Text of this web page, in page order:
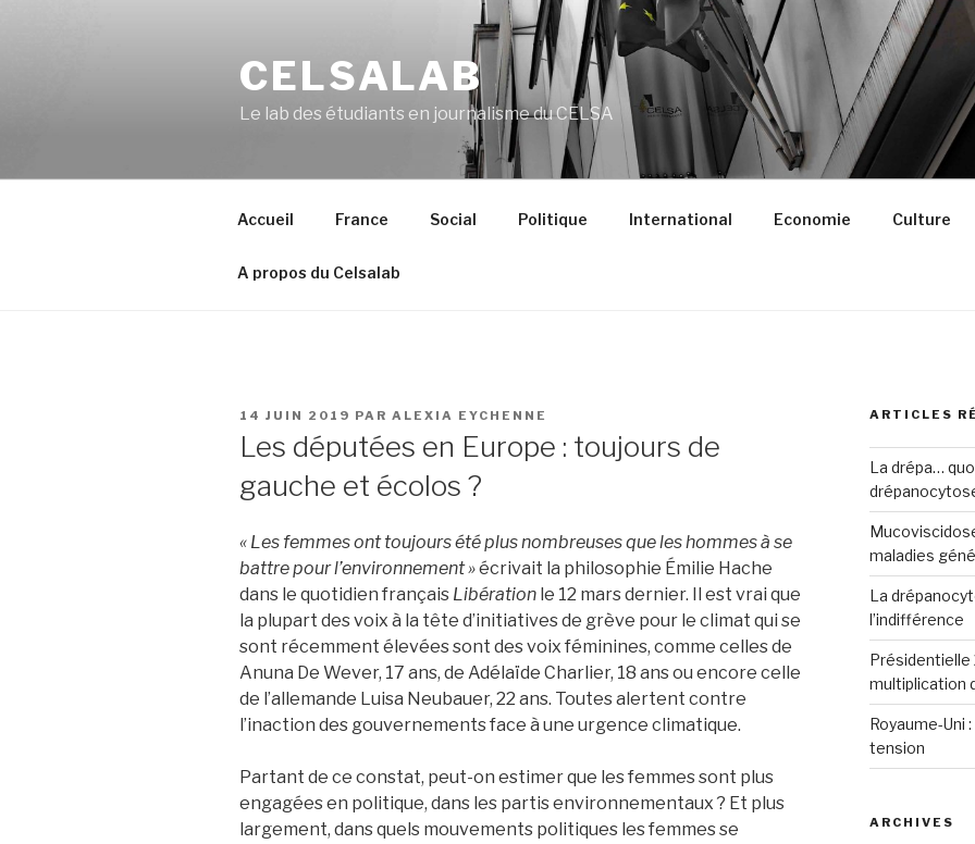
CELSALAB
Le lab des étudiants en journalisme du CELSA
Accueil France Social Politique International Economie Culture
A propos du Celsalab
PUBLIÉ
LE
14 JUIN 2019 PAR ALEXIA EYCHENNE
Les députées en Europe : toujours de
gauche et écolos ?
« Les femmes ont toujours été plus nombreuses que les hommes à se
battre pour l’environnement »écrivait la philosophie Émilie Hache
dans le quotidien français Libération le 12 mars dernier.
Il est vrai que
la plupart des voix à la tête d’initiatives de grève pour le climat qui se
sont récemment élevées sont des voix féminines, comme celles de
Anuna De Wever, 17 ans, de Adélaïde Charlier, 18 ans ou encore celle
de l’allemande Luisa Neubauer, 22 ans. Toutes alertent contre
l’inaction des gouvernements face à une urgence climatique.
Partant de ce constat, peut-on estimer que les femmes sont plus
engagées en politique, dans les partis environnementaux ? Et plus
largement, dans quels mouvements politiques les femmes se
ARTICLES
La drépa…
maladies
La
l’indifférence
Présidentielle
multiplication
Royaume-Uni
tension
ARCHIVES